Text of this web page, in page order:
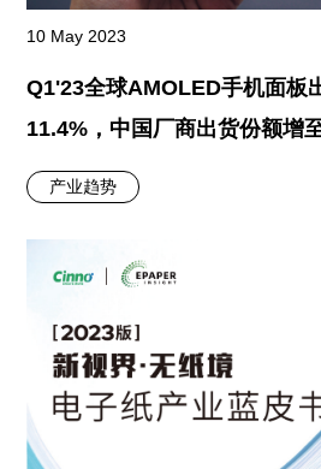
10 May 2023
Q1'23全球AMOLED手机面板
11.4%，中国厂商出货份额增
产业趋势